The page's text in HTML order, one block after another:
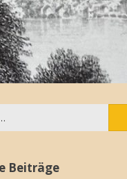
Beiträge